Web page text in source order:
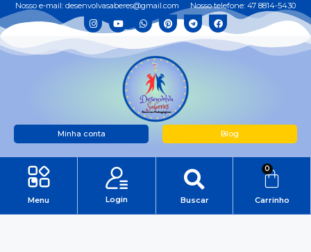
Nosso e-mail: desenvolvasaberes@gmail.com Nosso telefone: 47 8814-5430
Minha conta Blog
Menu Login Buscar
0
Carrinho